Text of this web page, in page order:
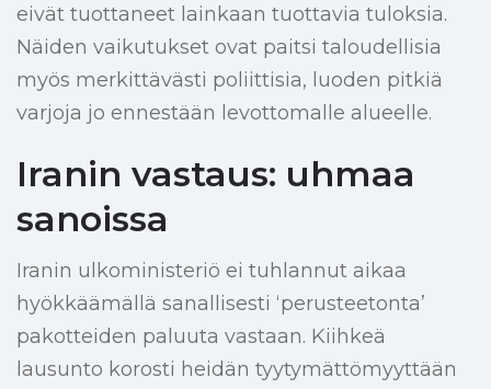
eivät tuottaneet lainkaan tuottavia tuloksia.
Näiden vaikutukset ovat paitsi taloudellisia
myös merkittävästi poliittisia, luoden pitkiä
varjoja jo ennestään levottomalle alueelle.
Iranin vastaus: uhmaa
sanoissa
Iranin ulkoministeriö ei tuhlannut aikaa
hyökkäämällä sanallisesti ‘perusteetonta’
pakotteiden paluuta vastaan. Kiihkeä
lausunto korosti heidän tyytymättömyyttään